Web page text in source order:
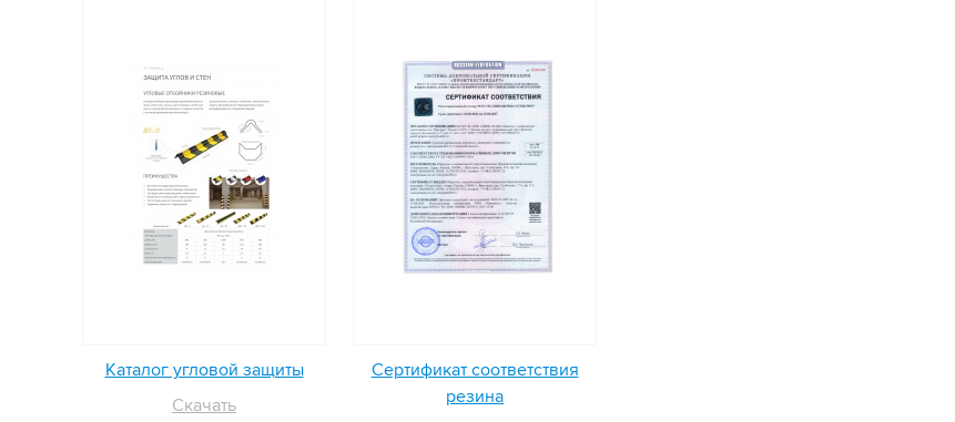
Каталог угловой защиты
Скачать
Сертификат соответствия
резина